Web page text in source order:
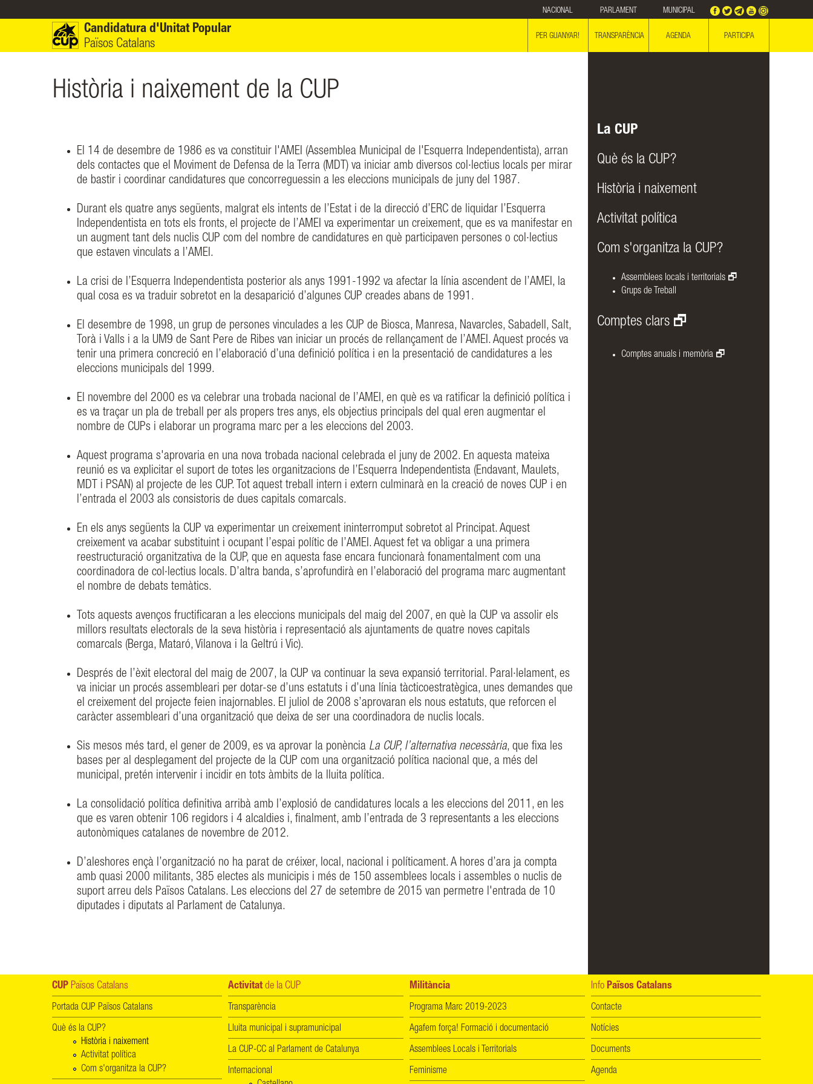
NACIONAL PARLAMENT MUNICIPAL
Candidatura d'Unitat Popular
Països Catalans
PER GUANYAR! TRANSPARÈNCIA AGENDA PARTICIPA
Història i naixement de la CUP
El 14 de desembre de 1986 es va constituir l'AMEI (Assemblea Municipal de l'Esquerra Independentista), arran
dels contactes que el Moviment de Defensa de la Terra (MDT) va iniciar amb diversos col·lectius locals per mirar
de bastir i coordinar candidatures que concorreguessin a les eleccions municipals de juny del 1987.
Durant els quatre anys següents, malgrat els intents de l’Estat i de la direcció d’ERC de liquidar l’Esquerra
Independentista en tots els fronts, el projecte de l’AMEI va experimentar un creixement, que es va manifestar en
un augment tant dels nuclis CUP com del nombre de candidatures en què participaven persones o col·lectius
que estaven vinculats a l’AMEI.
La crisi de l’Esquerra Independentista posterior als anys 1991-1992 va afectar la línia ascendent de l’AMEI, la
qual cosa es va traduir sobretot en la desaparició d’algunes CUP creades abans de 1991.
El desembre de 1998, un grup de persones vinculades a les CUP de Biosca, Manresa, Navarcles, Sabadell, Salt,
Torà i Valls i a la UM9 de Sant Pere de Ribes van iniciar un procés de rellançament de l’AMEI. Aquest procés va
tenir una primera concreció en l’elaboració d’una definició política i en la presentació de candidatures a les
eleccions municipals del 1999.
El novembre del 2000 es va celebrar una trobada nacional de l’AMEI, en què es va ratificar la definició política i
es va traçar un pla de treball per als propers tres anys, els objectius principals del qual eren augmentar el
nombre de CUPs i elaborar un programa marc per a les eleccions del 2003.
Aquest programa s'aprovaria en una nova trobada nacional celebrada el juny de 2002. En aquesta mateixa
reunió es va explicitar el suport de totes les organitzacions de l’Esquerra Independentista (Endavant, Maulets,
MDT i PSAN) al projecte de les CUP. Tot aquest treball intern i extern culminarà en la creació de noves CUP i en
l’entrada el 2003 als consistoris de dues capitals comarcals.
En els anys següents la CUP va experimentar un creixement ininterromput sobretot al Principat. Aquest
creixement va acabar substituint i ocupant l’espai polític de l’AMEI. Aquest fet va obligar a una primera
reestructuració organitzativa de la CUP, que en aquesta fase encara funcionarà fonamentalment com una
coordinadora de col·lectius locals. D’altra banda, s’aprofundirà en l’elaboració del programa marc augmentant
el nombre de debats temàtics.
Tots aquests avenços fructificaran a les eleccions municipals del maig del 2007, en què la CUP va assolir els
millors resultats electorals de la seva història i representació als ajuntaments de quatre noves capitals
comarcals (Berga, Mataró, Vilanova i la Geltrú i Vic).
Després de l’èxit electoral del maig de 2007, la CUP va continuar la seva expansió territorial. Paral·lelament, es
va iniciar un procés assembleari per dotar-se d’uns estatuts i d’una línia tàcticoestratègica, unes demandes que
el creixement del projecte feien inajornables. El juliol de 2008 s’aprovaran els nous estatuts, que reforcen el
caràcter assembleari d’una organització que deixa de ser una coordinadora de nuclis locals.
Sis mesos més tard, el gener de 2009, es va aprovar la ponència La CUP, l’alternativa necessària, que fixa les
bases per al desplegament del projecte de la CUP com una organització política nacional que, a més del
municipal, pretén intervenir i incidir en tots àmbits de la lluita política.
La consolidació política definitiva arribà amb l’explosió de candidatures locals a les eleccions del 2011, en les
que es varen obtenir 106 regidors i 4 alcaldies i, finalment, amb l’entrada de 3 representants a les eleccions
autonòmiques catalanes de novembre de 2012.
D’aleshores ençà l’organització no ha parat de créixer, local, nacional i políticament. A hores d’ara ja compta
amb quasi 2000 militants, 385 electes als municipis i més de 150 assemblees locals i assembles o nuclis de
suport arreu dels Països Catalans. Les eleccions del 27 de setembre de 2015 van permetre l'entrada de 10
diputades i diputats al Parlament de Catalunya.
La CUP
Què és la CUP?
Història i naixement
Activitat política
Com s'organitza la CUP?
Assemblees locals i territorials
Grups de Treball
Comptes clars
Comptes anuals i memòria
CUP Països Catalans
Portada CUP Països Catalans
Què és la CUP?
Història i naixement
Activitat política
Com s'organitza la CUP?
Activitat de la CUP
Transparència
Lluita municipal i supramunicipal
La CUP-CC al Parlament de Catalunya
Internacional
Militància
Programa Marc 2019-2023
Agafem força! Formació i documentació
Assemblees Locals i Territorials
Feminisme
Info Països Catalans
Contacte
Notícies
Documents
Agenda